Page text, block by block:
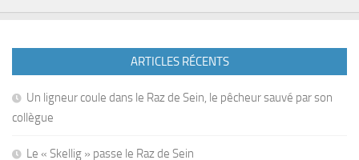
ARTICLES RÉCENTS
Un ligneur coule dans le Raz de Sein, le pêcheur sauvé par son
collègue
Le « Skellig » passe le Raz de Sein